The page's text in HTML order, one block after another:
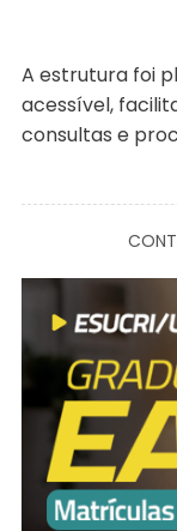
A estrutura foi
acessível,
consultas e